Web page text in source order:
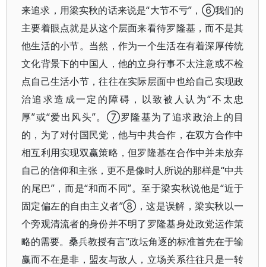
来追求，用梁实秋的话来说是“大节不亏”，⑥我们的
主要着眼点就是从这个层面来看待罗隆基，而不是其
他生活的小节。当然，作为一个生活在有着深厚传统
文化背景下的中国人，他的立身行事不太注意或不检
点自己生活小节，往往在实际层面中也给自己实现政
治追求造成一定的障碍，以致被人认为“不太忠
厚”或“爱出风头”。⑦罗隆基为了追求政治上的目
的，为了对付国民党，他与中共合作，在双方合作中
相互利用实现双赢策略，但罗隆基在合作中并未放弃
自己的信仰和主张，更不是像时人所说的那样是“中共
的尾巴”，而是“和而不同”。至于梁实秋说他是“近于
固定偏左的自由主义者”⑧，这是误解，梁实秋以一
个旁观清流者的身份并不明了罗隆基身处政党运作策
略的需要。桑兵教授有言“政坛角逐的标准首先在于输
赢而不在是非，盟友与敌人，立场关系往往只是一转